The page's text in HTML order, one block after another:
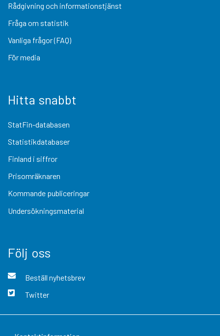
Rådgivning och informationstjänst
Fråga om statistik
Vanliga frågor (FAQ)
För media
Hitta snabbt
StatFin-databasen
Statistikdatabaser
Finland i siffror
Prisomräknaren
Kommande publiceringar
Undersökningsmaterial
Följ oss
Beställ nyhetsbrev
Twitter